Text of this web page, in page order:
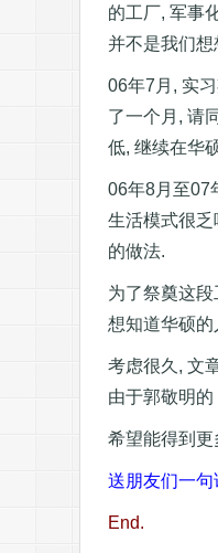
的工厂, 军事
并不是我们
06年7月, 实
了一个月, 请
低, 继续在华
06年8月至07
生活模式很
的做法.
为了祭奠这
想知道华硕的
考虑很久, 文
由于郭敬明
希望能得到
送朋友们一
End.